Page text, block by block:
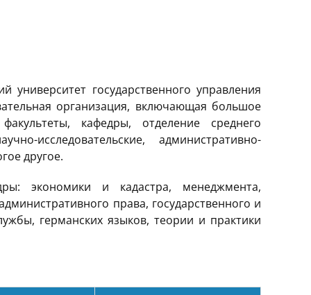
государственного управления
организация, включающая большое
кафедры, отделение среднего
исследовательские, административно-
другое.
экономики и кадастра, менеджмента,
права, государственного и
германских языков, теории и практики